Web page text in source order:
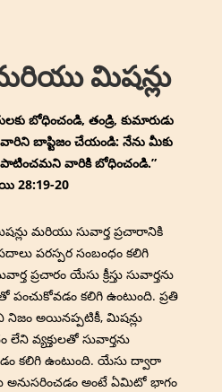
మరియు మిషన్లు
బోధించండి, తండ్రి, కుమారుడు
బాప్టిజం చేయండి: నేను మీకు
పాటించమని వారికి బోధించండి.”
28:19-20
మరియు సువార్త ప్రచారానికి
పరస్పర సంబంధం కలిగి
ప్రచారం యేసు క్రీస్తు సువార్తను
కలిగి ఉంటుంది. ప్రతి
నిజం అయినప్పటికీ, మిషన్లు
వ్యక్తులతో సువార్తను
కలిగి ఉంటుంది. యేసు ద్వారా
అంటే ఏమిటో భాగం